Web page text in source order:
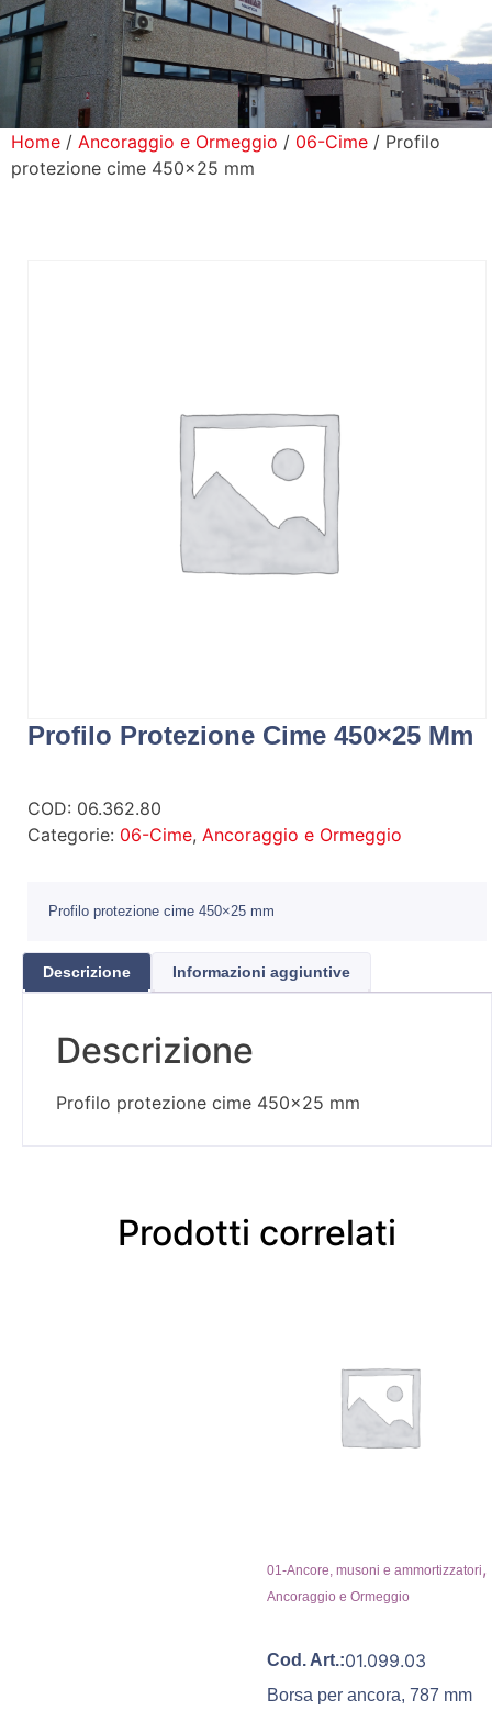
Prodotti
Home / Ancoraggio e Ormeggio / 06-Cime / Profilo
protezione cime 450×25 mm
Profilo Protezione Cime 450×25 Mm
COD: 06.362.80
Categorie: 06-Cime, Ancoraggio e Ormeggio
Profilo protezione cime 450×25 mm
Descrizione Informazioni aggiuntive
Descrizione
Profilo protezione cime 450×25 mm
Prodotti correlati
01-Ancore, musoni e ammortizzatori,
Ancoraggio e Ormeggio
Cod. Art.:01.099.03
Borsa per ancora, 787 mm